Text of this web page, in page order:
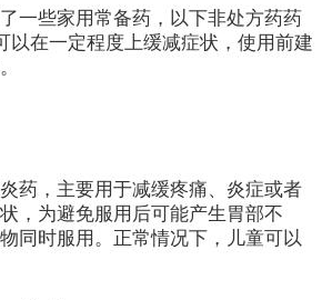
一些家用常备药，以下非处方药药
以在一定程度上缓减症状，使用前建
药，主要用于减缓疼痛、炎症或者
，为避免服用后可能产生胃部不
同时服用。正常情况下，儿童可以